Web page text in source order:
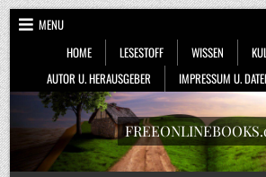
Skip
to
content
MENU
HOME
LESESTOFF WISSEN
AUTOR U. HERAUSGEBER
IMPRESSUM U.